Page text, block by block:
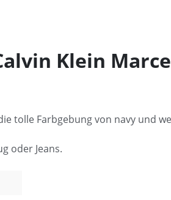
Klein
tolle Farbgebung von navy und
oder Jeans.